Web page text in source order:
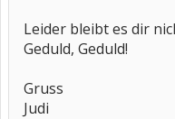
Leider bleibt es dir
Geduld, Geduld!
Gruss
Judi